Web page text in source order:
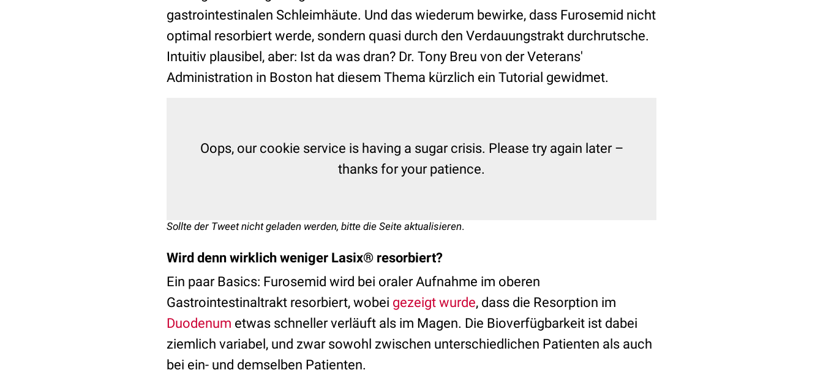
gastrointestinalen Schleimhäute. Und das wiederum bewirke, dass Furosemid nicht
optimal resorbiert werde, sondern quasi durch den Verdauungstrakt durchrutsche.
Intuitiv plausibel, aber: Ist da was dran? Dr. Tony Breu von der Veterans'
Administration in Boston hat diesem Thema kürzlich ein Tutorial gewidmet.
Oops, our cookie service is having a sugar crisis. Please try again later –
thanks for your patience.
Sollte der Tweet nicht geladen werden, bitte die Seite aktualisieren.
Wird denn wirklich weniger Lasix® resorbiert?
Ein paar Basics: Furosemid wird bei oraler Aufnahme im oberen
Gastrointestinaltrakt resorbiert, wobei gezeigt wurde, dass die Resorption im
Duodenum etwas schneller verläuft als im Magen. Die Bioverfügbarkeit ist dabei
ziemlich variabel, und zwar sowohl zwischen unterschiedlichen Patienten als auch
bei ein- und demselben Patienten.